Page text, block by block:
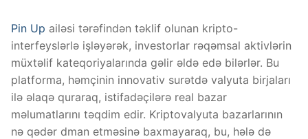
Pin Up ailəsi tərəfindən təklif olunan kripto-
interfeyslərlə işləyərək, investorlar rəqəmsal aktivlərin
müxtəlif kateqoriyalarında gəlir əldə edə bilərlər. Bu
platforma, həmçinin innovativ surətdə valyuta birjaları
ilə əlaqə quraraq, istifadəçilərə real bazar
məlumatlarını təqdim edir. Kriptovalyuta bazarlarının
nə qədər dman etməsinə baxmayaraq, bu, hələ də